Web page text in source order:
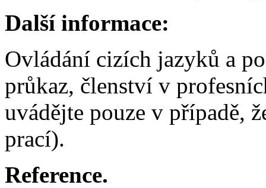
Další informace:
Ovládání cizích jazyků a
průkaz, členství v
uvádějte pouze v případě,
prací).
Reference.